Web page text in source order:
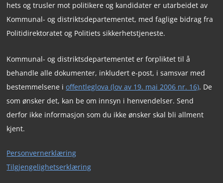
hets og trusler mot politikere og kandidater er utarbeidet av
Kommunal- og distriktsdepartementet, med faglige bidrag fra
Politidirektoratet og Politiets sikkerhetstjeneste.
Kommunal- og distriktsdepartementet er forpliktet til å
behandle alle dokumenter, inkludert e-post, i samsvar med
bestemmelsene ioffentleglova (lov av 19. mai 2006 nr. 16). De
som ønsker det, kan be om innsyn i henvendelser. Send
derfor ikke informasjon som du ikke ønsker skal bli allment
kjent.
Personvernerklæring
Tilgjengelighetserklæring